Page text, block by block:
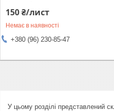
150 ₴/лист
Немає в наявності
+380 (96) 230-85-47
У цьому розділі представлений